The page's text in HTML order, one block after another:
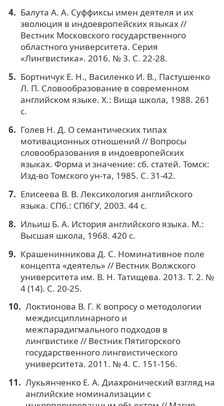
Балута А. А. Суффиксы имен деятеля и их
эволюция в индоевропейских языках //
Вестник Московского государственного
областного университета. Серия
«Лингвистика». 2016. № 3. С. 22-28.
Бортничук Е. Н., Василенко И. В., Пастушенко
Л. П. Словообразование в современном
английском языке. Х.: Вища школа, 1988. 261
с.
Голев Н. Д. О семантических типах
мотивационных отношений // Вопросы
словообразования в индоевропейских
языках. Форма и значение: сб. статей. Томск:
Изд-во Томского ун-та, 1985. С. 31-42.
Елисеева В. В. Лексикология английского
языка. СПб.: СПбГУ, 2003. 44 с.
Ильиш Б. А. История английского языка. М.:
Высшая школа, 1968. 420 с.
Крашенинникова Д. С. Номинативное поле
концепта «деятель» // Вестник Волжского
университета им. В. Н. Татищева. 2013. Т. 2. №
4 (14). С. 20-25.
Локтионова В. Г. К вопросу о методологии
междисциплинарного и
межпарадигмального подходов в
лингвистике // Вестник Пятигорского
государственного лингвистического
университета. 2011. № 4. С. 151-156.
Лукьянченко Е. А. Диахронический взгляд на
английские номинализации с